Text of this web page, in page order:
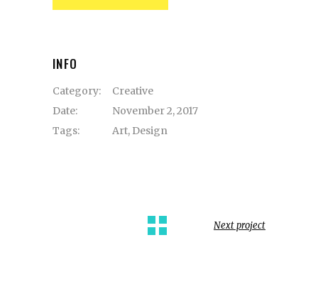
INFO
Category:
Creative
Date:
November 2, 2017
Tags:
Art, Design
Next project